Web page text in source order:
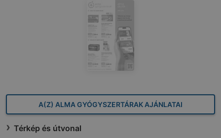
A(Z) ALMA GYÓGYSZERTÁRAK AJÁNLATAI
Térkép és útvonal